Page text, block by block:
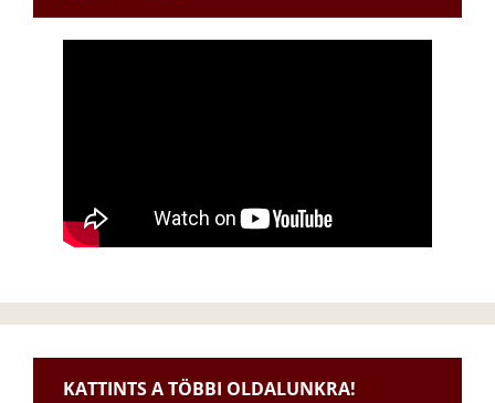
KATTINTS A TÖBBI OLDALUNKRA!